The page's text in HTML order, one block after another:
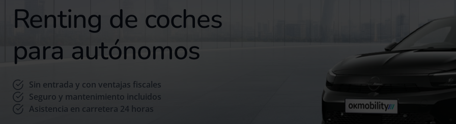
Renting de coches
para autónomos
Sin entrada y con ventajas fiscales
Seguro y mantenimiento incluidos
Asistencia en carretera 24 horas